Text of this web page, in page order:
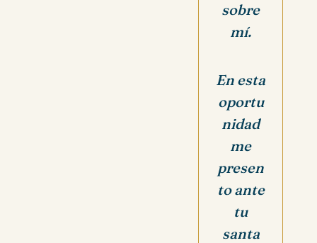
sobre
mí.
En esta
oportu
nidad
me
presen
to ante
tu
santa